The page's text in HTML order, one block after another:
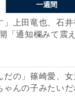
一週間
」上田竜也、石
「通知欄みて震
だの」篠崎愛、
ゃんの子みたい